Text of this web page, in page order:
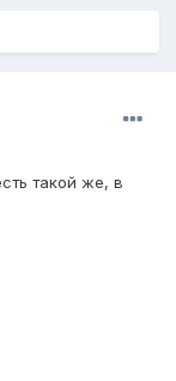
такой же, в